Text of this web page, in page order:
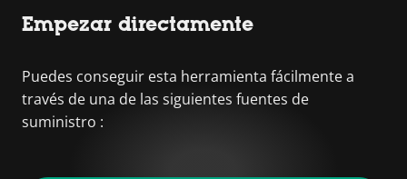
Empezar directamente
Puedes conseguir esta herramienta fácilmente a
través de una de las siguientes fuentes de
suministro :